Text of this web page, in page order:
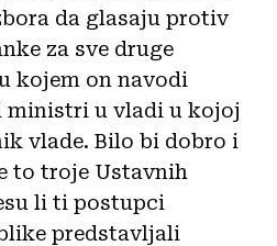
da glasaju protiv
za sve druge
kojem on navodi
u vladi u kojoj
vlade. Bilo bi dobro i
to troje Ustavnih
li ti postupci
predstavljali